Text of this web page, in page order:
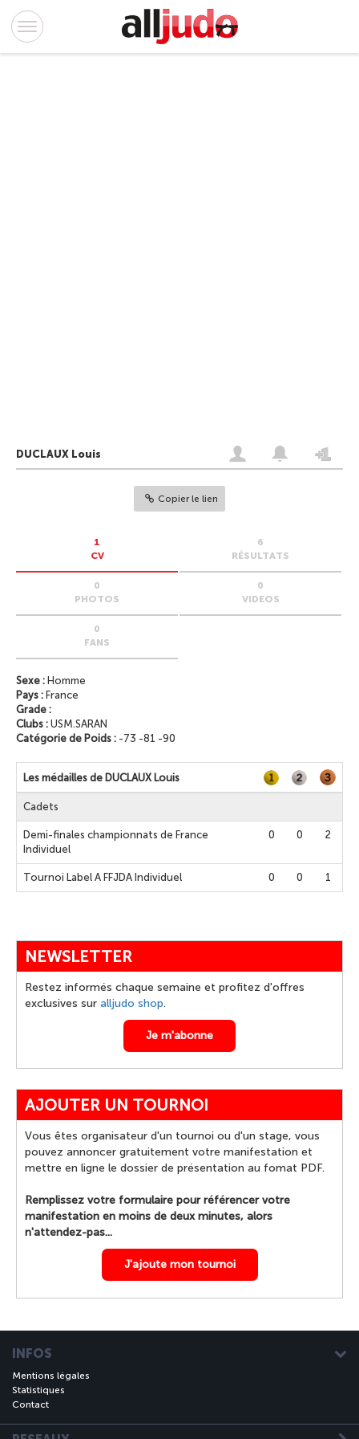
DUCLAUX Louis
Copier le lien
1
CV
6
RÉSULTATS
0
PHOTOS
0
VIDEOS
0
FANS
Sexe : Homme
Pays : France
Grade :
Clubs : USM.SARAN
Catégorie de Poids : -73 -81 -90
Les médailles de DUCLAUX Louis
Cadets
Demi-finales championnats de France
Individuel
0 0 2
Tournoi Label A FFJDA Individuel 0 0 1
NEWSLETTER
Restez informés chaque semaine et profitez d'offres
exclusives sur alljudo shop.
Je m'abonne
AJOUTER UN TOURNOI
Vous êtes organisateur d'un tournoi ou d'un stage, vous
pouvez annoncer gratuitement votre manifestation et
mettre en ligne le dossier de présentation au fomat PDF.
Remplissez votre formulaire pour référencer votre
manifestation en moins de deux minutes, alors
n'attendez-pas...
J'ajoute mon tournoi
INFOS
Mentions légales
Statistiques
Contact